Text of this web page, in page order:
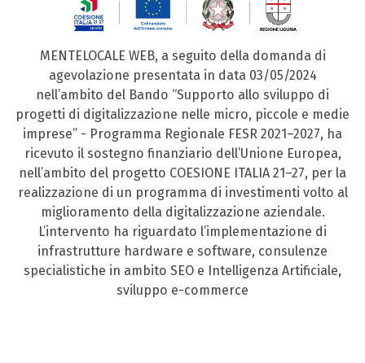
MENTELOCALE WEB, a seguito della domanda di
agevolazione presentata in data 03/05/2024
nell’ambito del Bando “Supporto allo sviluppo di
progetti di digitalizzazione nelle micro, piccole e medie
imprese” - Programma Regionale FESR 2021–2027, ha
ricevuto il sostegno finanziario dell’Unione Europea,
nell’ambito del progetto COESIONE ITALIA 21–27, per la
realizzazione di un programma di investimenti volto al
miglioramento della digitalizzazione aziendale.
L’intervento ha riguardato l’implementazione di
infrastrutture hardware e software, consulenze
specialistiche in ambito SEO e Intelligenza Artificiale,
sviluppo e-commerce